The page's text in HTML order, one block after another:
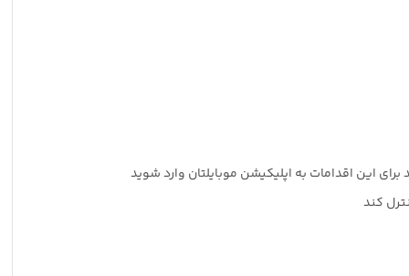
این اقدامات به اپلیکیشن موبایلتان وارد شوید
کند